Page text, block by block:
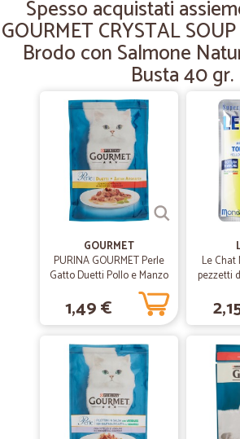
— Andrea B.
Grazie
Tutto perfetto grazie
Spesso acquistati
GOURMET CRYSTAL
Brodo con Salmone
Busta 40 gr.
GOURMET
PURINA GOURMET Perle
Gatto Duetti Pollo e Manzo
1,49 €
Le
pezzetti